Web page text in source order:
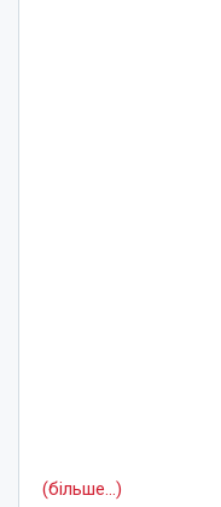
(більше…)